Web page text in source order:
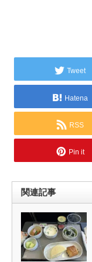
Tweet
Hatena
RSS
Pin it
関連記事